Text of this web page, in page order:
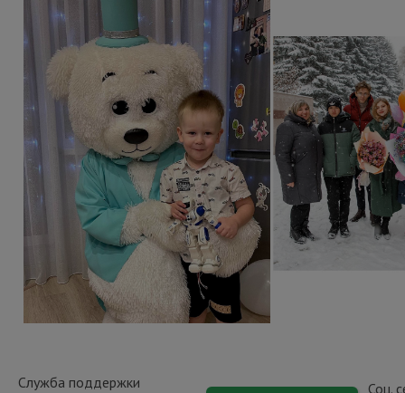
Служба поддержки Соц.